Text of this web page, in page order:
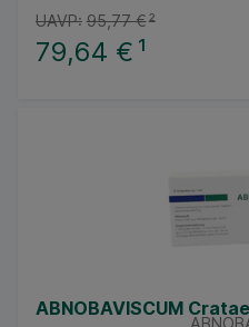
79,64 € ¹
UAVP: 95,77 €²
ABNOBAVISCUM